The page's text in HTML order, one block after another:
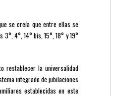
se creía que entre ellas se
4°, 14° bis, 15°, 18° y 19°
restablecer la universalidad
integrado de jubilaciones
establecidas en este